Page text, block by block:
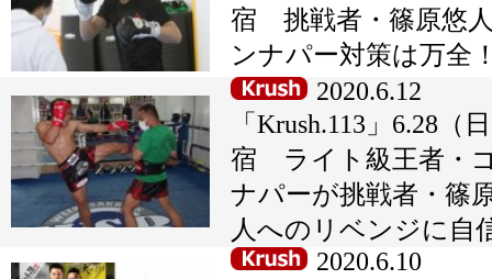
宿 挑戦者・篠原悠
ンナパー対策は万全
2020.6.12
「Krush.113」6.28（
宿 ライト級王者・
ナパーが挑戦者・篠
人へのリベンジに自
2020.6.10